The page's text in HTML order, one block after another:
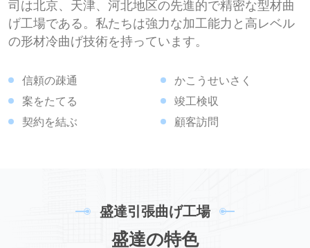
司は北京、天津、河北地区の先進的で精密な型材曲
げ工場である。私たちは強力な加工能力と高レベル
の形材冷曲げ技術を持っています。
信頼の疎通
案をたてる
契約を結ぶ
かこうせいさく
竣工検収
顧客訪問
盛達引 張曲げ工場
盛達の特色